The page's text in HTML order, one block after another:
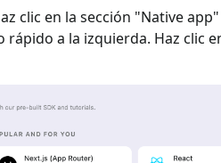
clic en la sección "Native app
rápido a la izquierda. Haz clic